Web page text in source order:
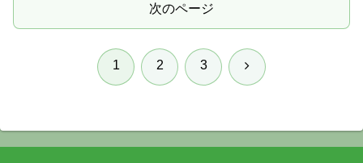
次のページ
1 2 3 次